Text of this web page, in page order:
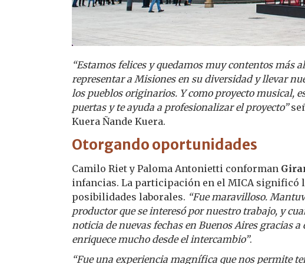
“Estamos felices y quedamos muy contentos más
representar a Misiones en su diversidad y llevar
los pueblos originarios. Y como proyecto musical,
puertas y te ayuda a profesionalizar el proyecto”
Kuera Ñande Kuera.
Otorgando oportunidades
Camilo Riet y Paloma Antonietti conforman
infancias. La participación en el MICA significó
posibilidades laborales. “Fue maravilloso.
productor que se interesó por nuestro trabajo, y
noticia de nuevas fechas en Buenos Aires gracias
enriquece mucho desde el intercambio”.
“Fue una experiencia magnífica que nos permite